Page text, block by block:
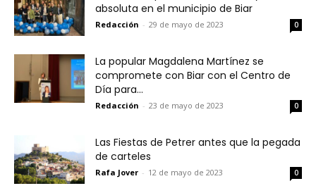
absoluta en el municipio de Biar
Redacción - 29 de mayo de 2023 0
La popular Magdalena Martínez se
compromete con Biar con el Centro de
Día para...
Redacción - 23 de mayo de 2023 0
Las Fiestas de Petrer antes que la pegada
de carteles
Rafa Jover - 12 de mayo de 2023 0